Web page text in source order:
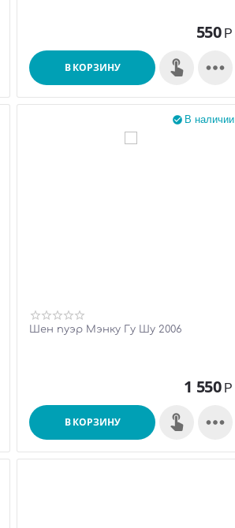
550 Р
В КОРЗИНУ 
В наличии

Шен пуэр Мэнку Гу Шу 2006
1 550 Р
В КОРЗИНУ 